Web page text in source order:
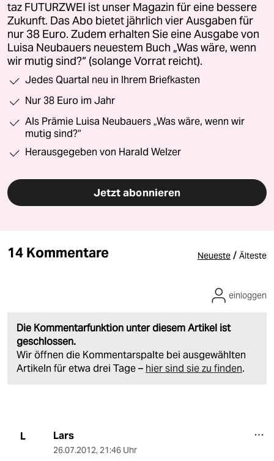
taz FUTURZWEI ist unser Magazin für eine bessere
Zukunft. Das Abo bietet jährlich vier Ausgaben für
nur 38 Euro. Zudem erhalten Sie eine Ausgabe von
Luisa Neubauers neuestem Buch „Was wäre, wenn
wir mutig sind?“ (solange Vorrat reicht).
Jedes Quartal neu in Ihrem Briefkasten
Nur 38 Euro im Jahr
Als Prämie Luisa Neubauers „Was wäre, wenn wir
mutig sind?“
Herausgegeben von Harald Welzer
Jetzt abonnieren
14 Kommentare Neueste / Älteste
Die Kommentarfunktion unter diesem Artikel ist
geschlossen.
Wir öffnen die Kommentarspalte bei ausgewählten
Artikeln für etwa drei Tage – hier sind sie zu finden.
einloggen
L Lars
26.07.2012, 21:46 Uhr